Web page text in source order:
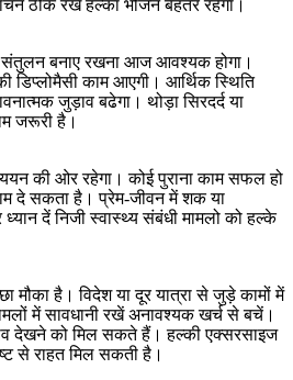
ठीक रखें हल्का भोजन बेहतर रहेगा।
संतुलन बनाए रखना आज आवश्यक होगा।
डिप्लोमैसी काम आएगी। आर्थिक स्थिति
जुड़ाव बढेगा। थोड़ा सिरदर्द या
जरूरी है।
की ओर रहेगा। कोई पुराना काम सफल हो
दे सकता है। प्रेम‑जीवन में शक या
दें निजी स्वास्थ्य संबंधी मामलो को हल्के
मौका है। विदेश या दूर यात्रा से जुड़े कामों में
में सावधानी रखें अनावश्यक खर्च से बचें।
देखने को मिल सकते हैं। हल्की एक्सरसाइज
से राहत मिल सकती है।